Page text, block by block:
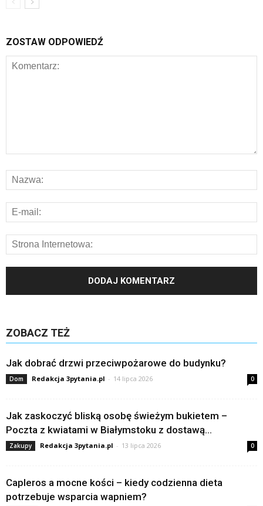
ZOSTAW ODPOWIEDŹ
ZOBACZ TEŻ
Jak dobrać drzwi przeciwpożarowe do budynku?
Dom Redakcja 3pytania.pl - 14 lipca 2026 0
Jak zaskoczyć bliską osobę świeżym bukietem –
Poczta z kwiatami w Białymstoku z dostawą...
Zakupy Redakcja 3pytania.pl - 13 lipca 2026 0
Capleros a mocne kości – kiedy codzienna dieta
potrzebuje wsparcia wapniem?